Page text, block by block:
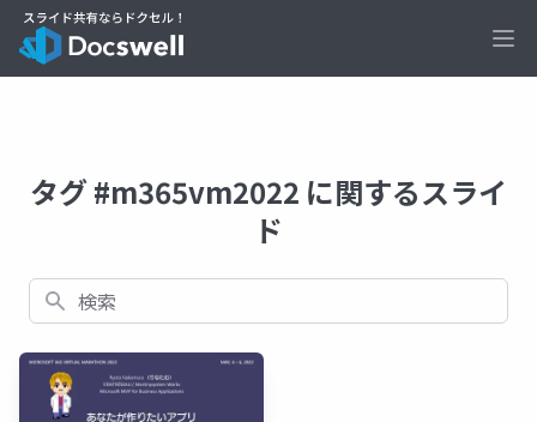
タグ #m365vm2022 に関するスライ
ド
検索